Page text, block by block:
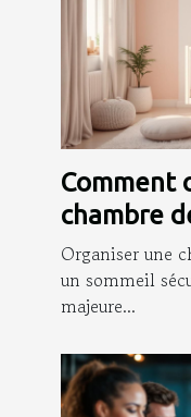
Comment
chambre
sommeil
Organiser une
un sommeil
majeure...